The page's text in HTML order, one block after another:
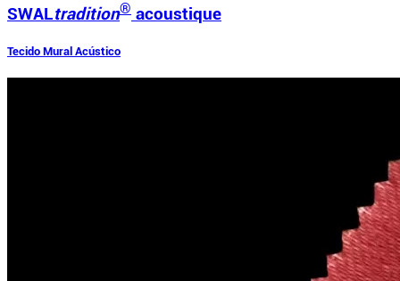
SWALtradition® acoustique
Tecido Mural Acústico